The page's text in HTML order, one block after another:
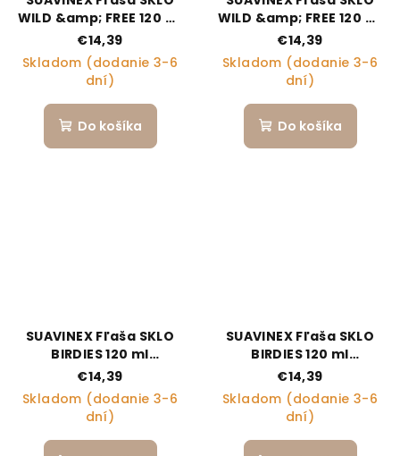
WILD &amp; FREE 120 ml
fyziologická SX PRO +0
SF - krémová
€14,39
Skladom (dodanie 3-6
dní)
Do košíka
WILD &amp; FREE 120 ml
fyziologická SX PRO +0
SF - modrá
€14,39
Skladom (dodanie 3-6
dní)
Do košíka
SUAVINEX Fľaša SKLO
BIRDIES 120 ml
fyziologická SX PRO +0
SF - ružová
€14,39
Skladom (dodanie 3-6
dní)
SUAVINEX Fľaša SKLO
BIRDIES 120 ml
fyziologická SX PRO +0
SF - zelená
€14,39
Skladom (dodanie 3-6
dní)